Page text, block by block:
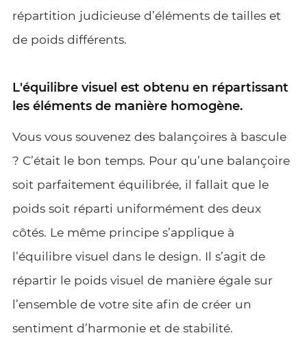
répartition judicieuse d’éléments de tailles et
de poids différents.
L'équilibre visuel est obtenu en répartissant
les éléments de manière homogène.
Vous vous souvenez des balançoires à bascule
? C’était le bon temps. Pour qu’une balançoire
soit parfaitement équilibrée, il fallait que le
poids soit réparti uniformément des deux
côtés. Le même principe s’applique à
l’équilibre visuel dans le design. Il s’agit de
répartir le poids visuel de manière égale sur
l’ensemble de votre site afin de créer un
sentiment d’harmonie et de stabilité.